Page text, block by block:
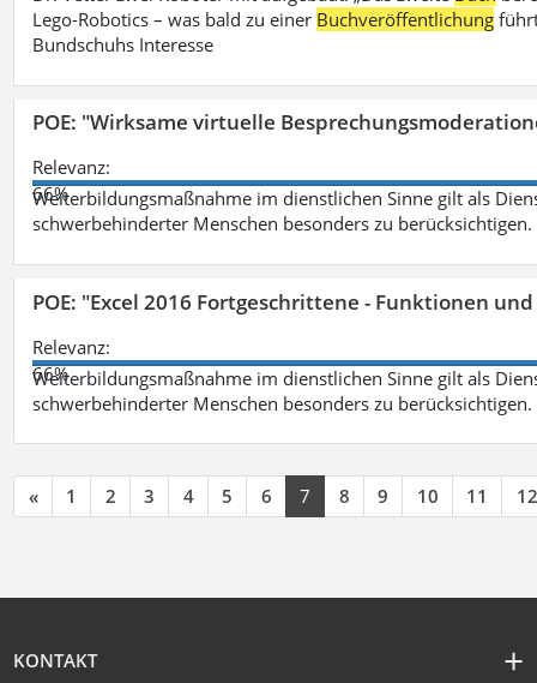
Lego-Robotics – was bald zu einer Buchveröffentlichung
Bundschuhs Interesse
POE: "Wirksame virtuelle
Relevanz:
66%
Weiterbildungsmaßnahme im dienstlichen Sinne gilt als
schwerbehinderter Menschen besonders zu berücksichtigen.
POE: "Excel 2016 Fortgeschrittene - Funktionen
Relevanz:
66%
Weiterbildungsmaßnahme im dienstlichen Sinne gilt als
schwerbehinderter Menschen besonders zu berücksichtigen.
« 1 2 3 4 5 6 7 8 9 10 11 12
KONTAKT